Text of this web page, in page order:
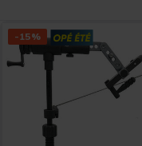
-15%